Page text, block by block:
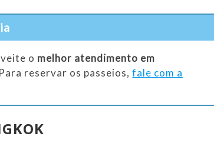
o melhor atendimento em
reservar os passeios,fale com a